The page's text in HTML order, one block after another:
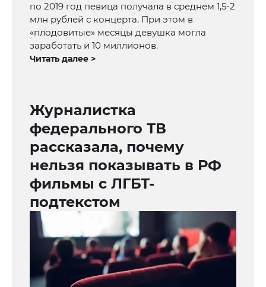
по 2019 год певица получала в среднем 1,5-2
млн рублей с концерта. При этом в
«плодовитые» месяцы девушка могла
заработать и 10 миллионов.
Читать далее >
Журналистка
федерального ТВ
рассказала, почему
нельзя показывать в РФ
фильмы с ЛГБТ-
подтекстом